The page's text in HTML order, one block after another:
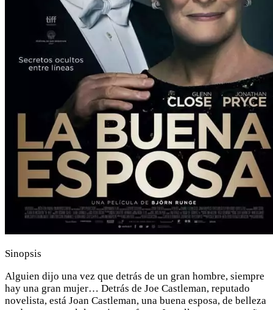
Sinopsis
Alguien dijo una vez que detrás de un gran hombre, siempre
hay una gran mujer… Detrás de Joe Castleman, reputado
novelista, está Joan Castleman, una buena esposa, de belleza